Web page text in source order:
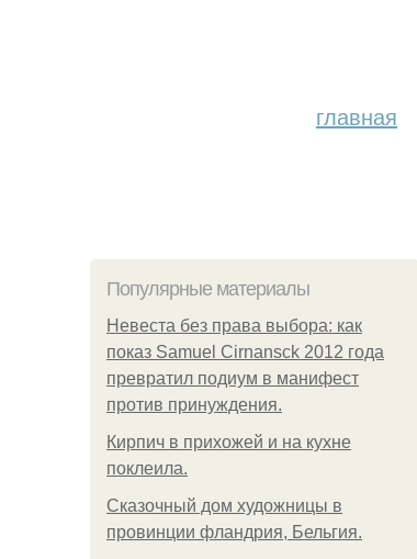
главная
Популярные материалы
Невеста без права выбора: как
показ Samuel Cirnansck 2012 года
превратил подиум в манифест
против принуждения.
Кирпич в прихожей и на кухне
поклеила.
Сказочный дом художницы в
провинции фландрия, Бельгия.